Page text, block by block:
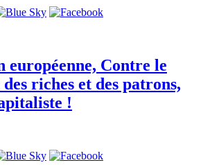
européenne, Contre le
riches et des patrons,
!